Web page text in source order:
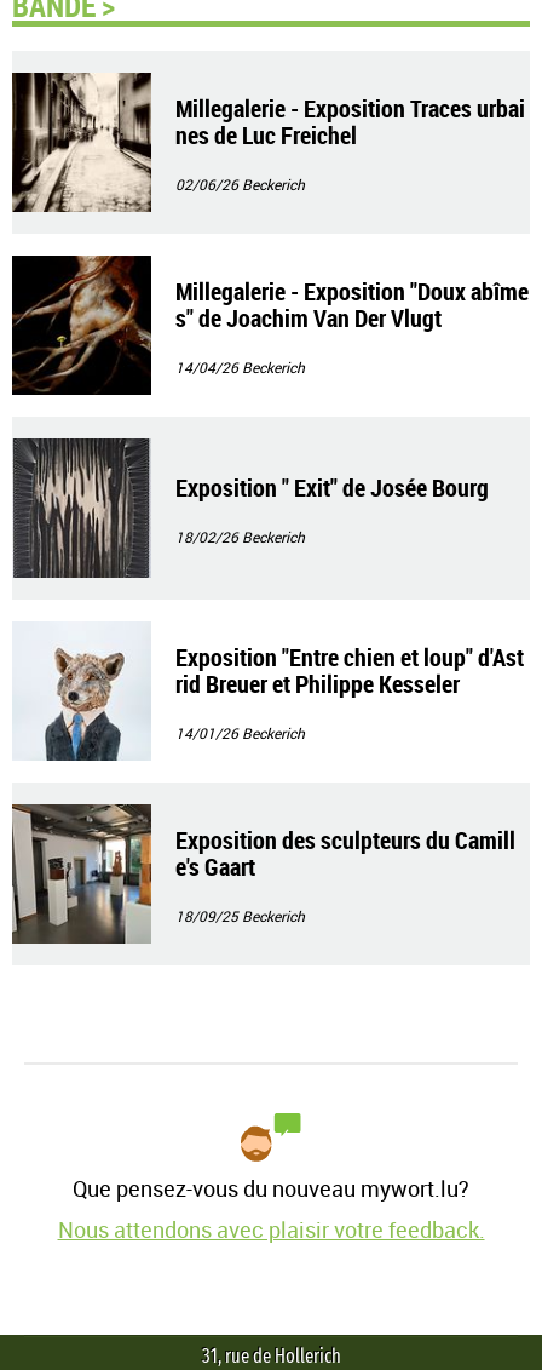
Millegalerie - Exposition Traces urbai
nes de Luc Freichel
02/06/26Beckerich
Millegalerie - Exposition "Doux abîme
s" de Joachim Van Der Vlugt
14/04/26Beckerich
Exposition " Exit" de Josée Bourg
18/02/26Beckerich
Exposition "Entre chien et loup" d'Ast
rid Breuer et Philippe Kesseler
14/01/26Beckerich
Exposition des sculpteurs du Camill
e's Gaart
18/09/25Beckerich
Que pensez-vous du nouveau mywort.lu?
Nous attendons avec plaisir votre feedback.
31, rue de Hollerich